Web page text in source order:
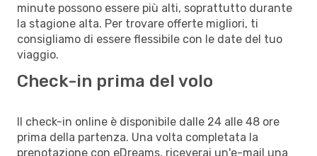
minute possono essere più alti, soprattutto durante
la stagione alta. Per trovare offerte migliori, ti
consigliamo di essere flessibile con le date del tuo
viaggio.
Check-in prima del volo
Il check-in online è disponibile dalle 24 alle 48 ore
prima della partenza. Una volta completata la
prenotazione con eDreams, riceverai un'e-mail una